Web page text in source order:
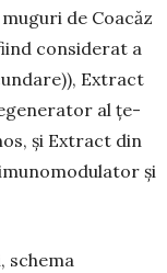
de Coa­căz
considerat a
Extract
al ţe­
și Extract din
și
schema